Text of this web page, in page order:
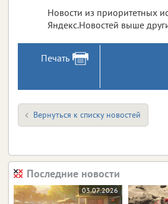
Новости из приоритетных
Яндекс.Новостей выше
Печать
Вернуться к списку новостей
Последние новости
03.07.2026